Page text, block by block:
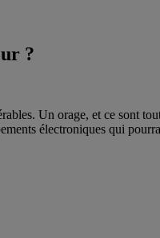
?
Un orage, et ce sont
électroniques qui